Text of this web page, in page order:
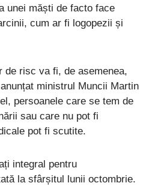
unei măști de facto face
cum ar fi logopezii și
de risc va fi, de asemenea,
ministrul Muncii Martin
persoanele care se tem de
sau care nu pot fi
pot fi scutite.
integral pentru
la sfârșitul lunii octombrie.